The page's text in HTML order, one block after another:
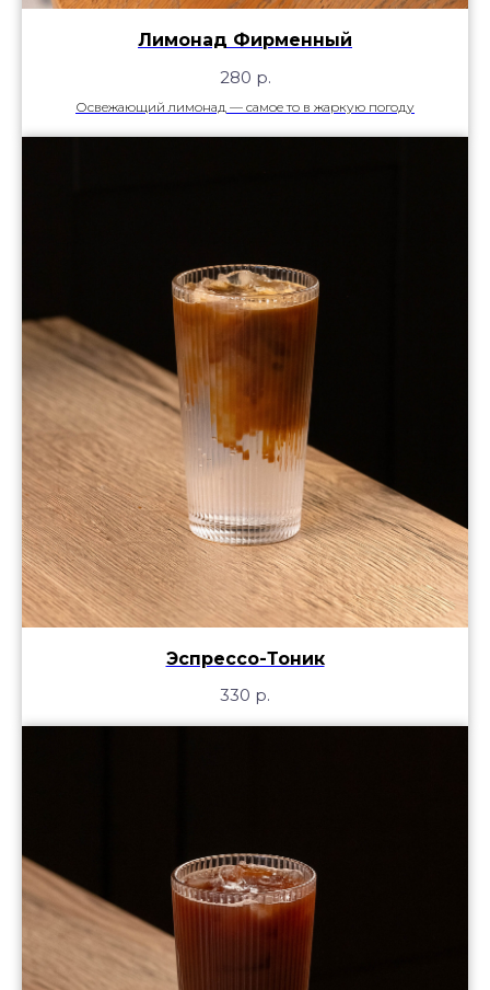
Лимонад Фирменный
280 р.
Освежающий лимонад — самое то в жаркую погоду
Эспрессо-Тоник
330 р.